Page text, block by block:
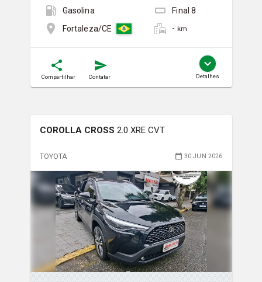
Gasolina Final8
Fortaleza/CE
- km
Compartilhar Contatar Detalhes
COROLLA CROSS 2.0 XRE CVT
TOYOTA 30 JUN 2026